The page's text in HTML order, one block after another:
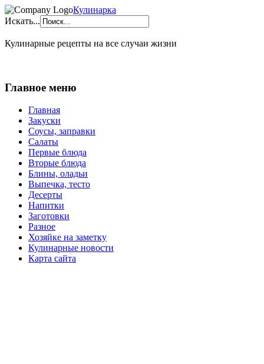
Кулинарка
Искать...
Кулинарные рецепты на все случаи жизни
Главное меню
Главная
Закуски
Соусы, заправки
Салаты
Первые блюда
Вторые блюда
Блины, оладьи
Выпечка, тесто
Десерты
Напитки
Заготовки
Разное
Хозяйке на заметку
Кулинарные новости
Карта сайта